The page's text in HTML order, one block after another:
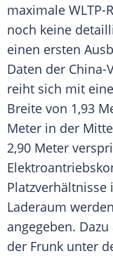
maximale WLTP-
noch keine
einen ersten
Daten der China-
reiht sich mit
Breite von 1,93
Meter in der
2,90 Meter
Platzverhältnisse
Laderaum
angegeben.
der Frunk unter